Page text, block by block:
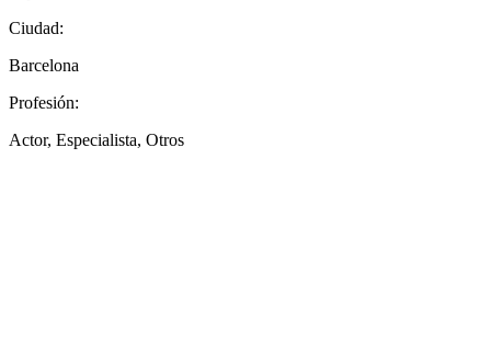
Ciudad:
Barcelona
Profesión:
Actor, Especialista, Otros